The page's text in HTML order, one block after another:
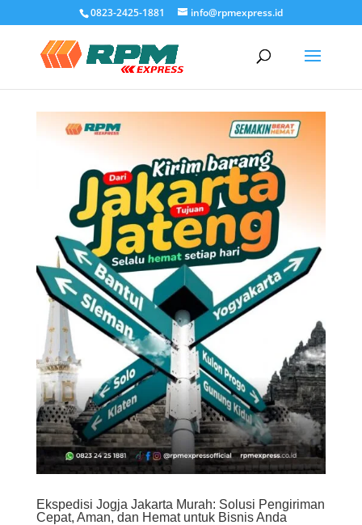
0823-2425-1881 info@rpmexpress.id
Ekspedisi Jogja Jakarta Murah: Solusi Pengiriman
Cepat, Aman, dan Hemat untuk Bisnis Anda